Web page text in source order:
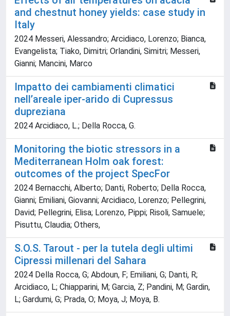
and chestnut honey yields: case study in
Italy
2024 Messeri, Alessandro; Arcidiaco, Lorenzo; Bianca,
Evangelista; Tiako, Dimitri; Orlandini, Simitri; Messeri,
Gianni; Mancini, Marco
Impatto dei cambiamenti climatici
nell’areale iper-arido di Cupressus
dupreziana
2024 Arcidiaco, L.; Della Rocca, G.
Monitoring the biotic stressors in a
Mediterranean Holm oak forest:
outcomes of the project SpecFor
2024 Bernacchi, Alberto; Danti, Roberto; Della Rocca,
Gianni; Emiliani, Giovanni; Arcidiaco, Lorenzo; Pellegrini,
David; Pellegrini, Elisa; Lorenzo, Pippi; Risoli, Samuele;
Pisuttu, Claudia; Others,
S.O.S. Tarout - per la tutela degli ultimi
Cipressi millenari del Sahara
2024 Della Rocca, G; Abdoun, F; Emiliani, G; Danti, R;
Arcidiaco, L; Chiapparini, M; Garcia, Z; Pandini, M; Gardin,
L; Gardumi, G; Prada, O; Moya, J; Moya, B.